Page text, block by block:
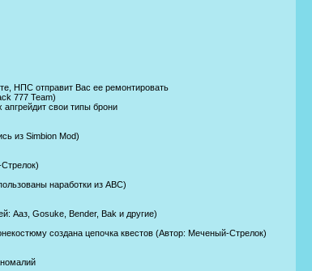
НПС отправит Вас ее ремонтировать
777 Team)
апгрейдит свои типы брони
из Simbion Mod)
наработки из АВС)
Ааз, Gosuke, Bender, Bak и другие)
создана цепочка квестов (Автор: Меченый-Стрелок)